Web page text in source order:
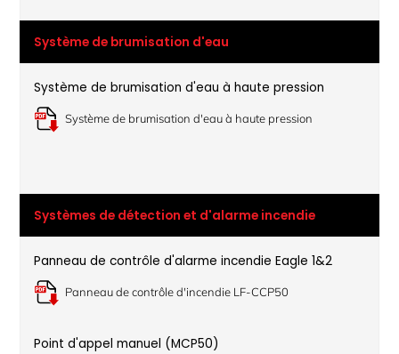
Système de brumisation d'eau
Système de brumisation d'eau à haute pression
Système de brumisation d'eau à haute pression
Systèmes de détection et d'alarme incendie
Panneau de contrôle d'alarme incendie Eagle 1&2
Panneau de contrôle d'incendie LF-CCP50
Point d'appel manuel (MCP50)